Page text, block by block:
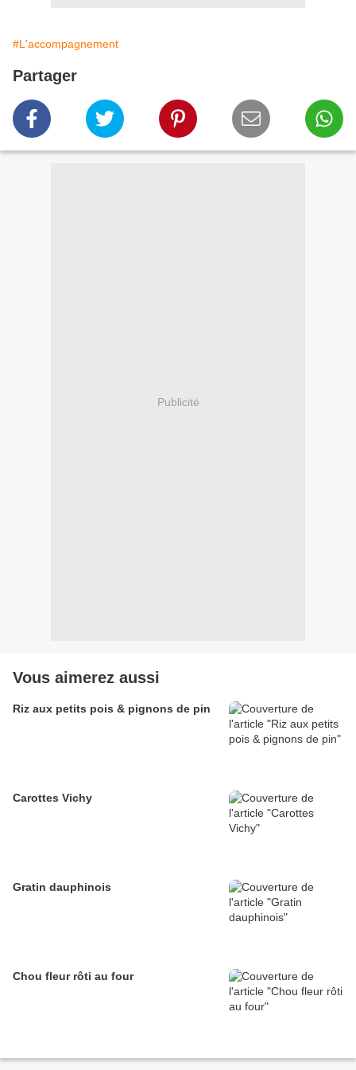
#L'accompagnement
Partager
Publicité
Vous aimerez aussi
Riz aux petits pois & pignons de pin
Carottes Vichy
Gratin dauphinois
Chou fleur rôti au four